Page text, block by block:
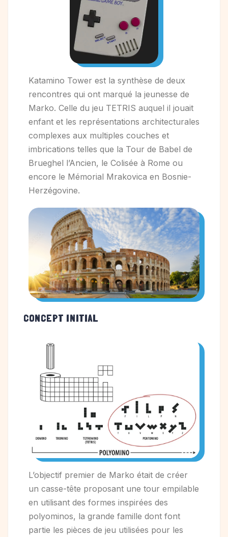
Katamino Tower est la synthèse de deux
rencontres qui ont marqué la jeunesse de
Marko. Celle du jeu TETRIS auquel il jouait
enfant et les représentations architecturales
complexes aux multiples couches et
imbrications telles que la Tour de Babel de
Brueghel l’Ancien, le Colisée à Rome ou
encore le Mémorial Mrakovica en Bosnie-
Herzégovine.
CONCEPT INITIAL
L’objectif premier de Marko était de créer
un casse-tête proposant une tour empilable
en utilisant des formes inspirées des
polyominos, la grande famille dont font
partie les pièces de jeu utilisées pour les